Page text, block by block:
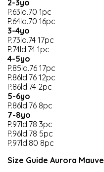
2-3yo
P.63ld.70 1pc
P.64ld.70 16pc
3-4yo
P.73ld.74 17pc
P.74ld.74 1pc
4-5yo
P.85ld.76 17pc
P.86ld.76 12pc
P.86ld.74 2pc
5-6yo
P.86ld.76 8pc
7-8yo
P.97ld.78 3pc
P.96ld.78 5pc
P.97ld.80 8pc
Size Guide Aurora Mauve